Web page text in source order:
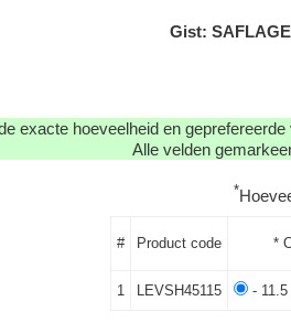
Gist:
exacte hoeveelheid en
Alle velden
*
# Product code *
1 LEVSH45115 -